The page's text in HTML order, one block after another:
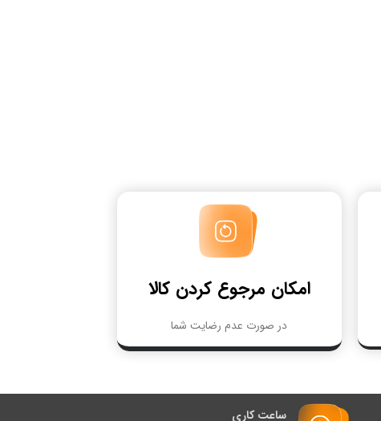
امکان مرجوع کردن کالا
در صورت عدم رضایت شما
ساعت کاری